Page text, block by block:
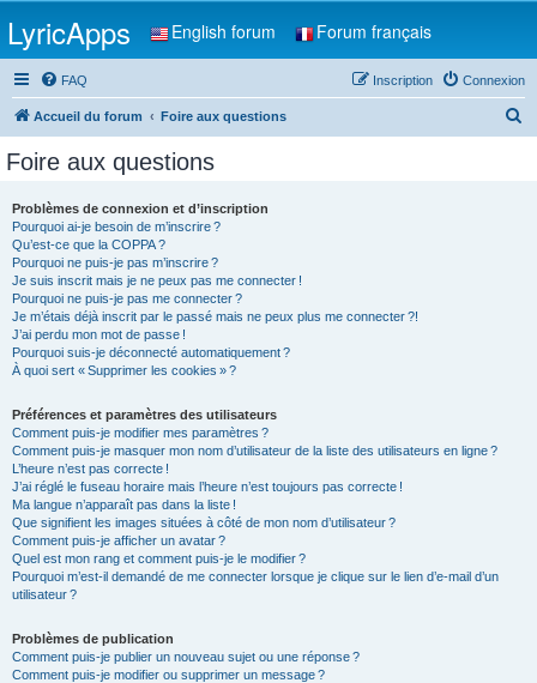
LyricApps English forum Forum français
FAQ Connexion
Inscription
Accueil du forum Foire aux questions
Foire aux questions
Problèmes de connexion et d’inscription
Pourquoi ai-je besoin de m’inscrire ?
Qu’est-ce que la COPPA ?
Pourquoi ne puis-je pas m’inscrire ?
Je suis inscrit mais je ne peux pas me connecter !
Pourquoi ne puis-je pas me connecter ?
Je m’étais déjà inscrit par le passé mais ne peux plus me connecter ?!
J’ai perdu mon mot de passe !
Pourquoi suis-je déconnecté automatiquement ?
À quoi sert « Supprimer les cookies » ?
Préférences et paramètres des utilisateurs
Comment puis-je modifier mes paramètres ?
Comment puis-je masquer mon nom d’utilisateur de la liste des utilisateurs en ligne ?
L’heure n’est pas correcte !
J’ai réglé le fuseau horaire mais l’heure n’est toujours pas correcte !
Ma langue n’apparaît pas dans la liste !
Que signifient les images situées à côté de mon nom d’utilisateur ?
Comment puis-je afficher un avatar ?
Quel est mon rang et comment puis-je le modifier ?
Pourquoi m’est-il demandé de me connecter lorsque je clique sur le lien d’e-mail d’un
utilisateur ?
Problèmes de publication
Comment puis-je publier un nouveau sujet ou une réponse ?
Comment puis-je modifier ou supprimer un message ?